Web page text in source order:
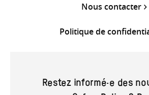
Nous contacter
Politique de
Restez informé·e des